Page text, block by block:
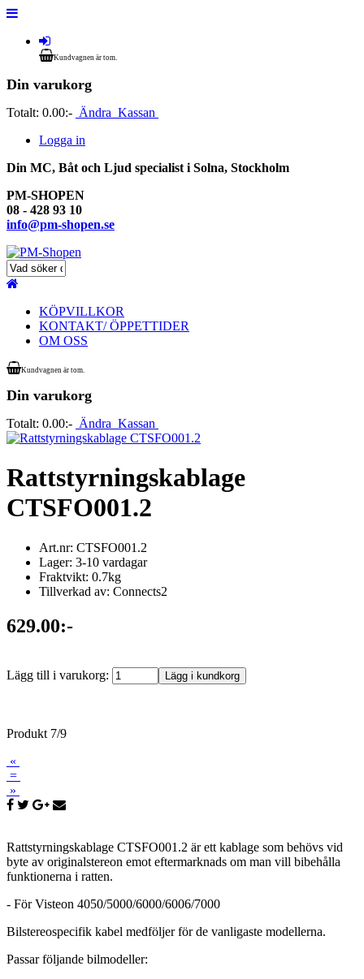
Kundvagnen är tom.
Din varukorg
Totalt: 0.00:- Ändra Kassan
Logga in
Din MC, Båt och Ljud specialist i Solna, Stockholm
PM-SHOPEN
08 - 428 93 10
info@pm-shopen.se
KÖPVILLKOR
KONTAKT/ ÖPPETTIDER
OM OSS
Kundvagnen är tom.
Din varukorg
Totalt: 0.00:- Ändra Kassan
Rattstyrningskablage
CTSFO001.2
Art.nr: CTSFO001.2
Lager: 3-10 vardagar
Fraktvikt: 0.7kg
Tillverkad av: Connects2
629.00:-
Lägg till i varukorg:
Produkt 7/9
«
=
»
Rattstyrningskablage CTSFO001.2 är ett kablage som behövs vid
byte av originalstereon emot eftermarknads om man vill bibehålla
funktionerna i ratten.
- För Visteon 4050/5000/6000/6006/7000
Bilstereospecifik kabel medföljer för de vanligaste modellerna.
Passar följande bilmodeller: